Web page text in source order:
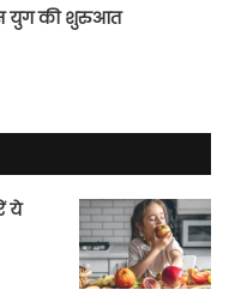
युग की शुरुआत
ये